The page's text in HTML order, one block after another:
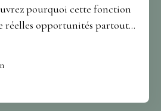
pourquoi cette fonction
réelles opportunités partout
IMMO, développez